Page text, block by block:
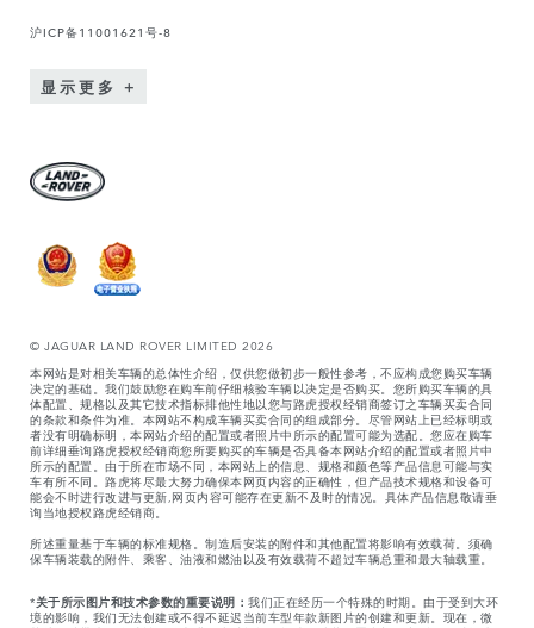
沪ICP备11001621号-8
显示更多
© JAGUAR LAND ROVER LIMITED 2026
本网站是对相关车辆的总体性介绍，仅供您做初步一般性参考，不应构成您购买车辆
决定的基础。我们鼓励您在购车前仔细核验车辆以决定是否购买。您所购买车辆的具
体配置、规格以及其它技术指标排他性地以您与路虎授权经销商签订之车辆买卖合同
的条款和条件为准。本网站不构成车辆买卖合同的组成部分。尽管网站上已经标明或
者没有明确标明，本网站介绍的配置或者照片中所示的配置可能为选配。您应在购车
前详细垂询路虎授权经销商您所要购买的车辆是否具备本网站介绍的配置或者照片中
所示的配置。由于所在市场不同，本网站上的信息、规格和颜色等产品信息可能与实
车有所不同。路虎将尽最大努力确保本网页内容的正确性，但产品技术规格和设备可
能会不时进行改进与更新,网页内容可能存在更新不及时的情况。具体产品信息敬请垂
询当地授权路虎经销商。
所述重量基于车辆的标准规格。制造后安装的附件和其他配置将影响有效载荷。须确
保车辆装载的附件、乘客、油液和燃油以及有效载荷不超过车辆总重和最大轴载重。
*关于所示图片和技术参数的重要说明： 我们正在经历一个特殊的时期。由于受到大环
境的影响，我们无法创建或不得不延迟当前车型年款新图片的创建和更新。现在，微